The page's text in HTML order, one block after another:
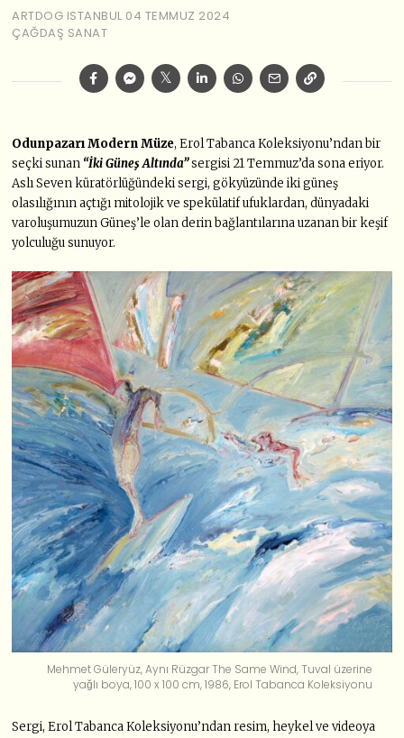
ARTDOG ISTANBUL 04 TEMMUZ 2024
ÇAĞDAŞ SANAT
Odunpazarı Modern Müze, Erol Tabanca Koleksiyonu’ndan bir
seçki sunan “İki Güneş Altında”sergisi 21 Temmuz’da sona eriyor.
Aslı Seven küratörlüğündeki sergi, gökyüzünde iki güneş
olasılığının açtığı mitolojik ve spekülatif ufuklardan, dünyadaki
varoluşumuzun Güneş’le olan derin bağlantılarına uzanan bir keşif
yolculuğu sunuyor.
Mehmet Güleryüz, Aynı Rüzgar The Same Wind, Tuval üzerine
yağlı boya, 100 x 100 cm, 1986, Erol Tabanca Koleksiyonu
Sergi, Erol Tabanca Koleksiyonu’ndan resim, heykel ve videoya